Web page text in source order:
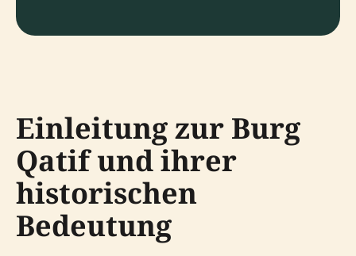
Einleitung zur Burg
Qatif und ihrer
historischen
Bedeutung